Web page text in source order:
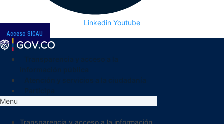
Linkedin Youtube
Acceso SICAU
Menu
Transparencia y acceso a la información